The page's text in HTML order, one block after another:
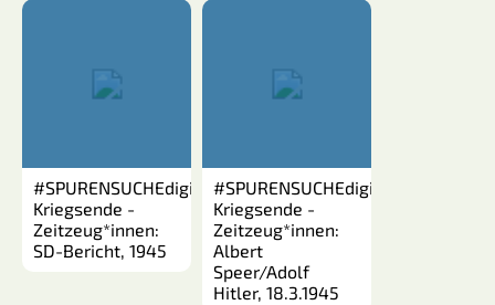
#SPURENSUCHEdigital:
Kriegsende -
Zeitzeug*innen:
SD-Bericht, 1945
#SPURENSUCHEdigital:
Kriegsende -
Zeitzeug*innen:
Albert
Speer/Adolf
Hitler, 18.3.1945